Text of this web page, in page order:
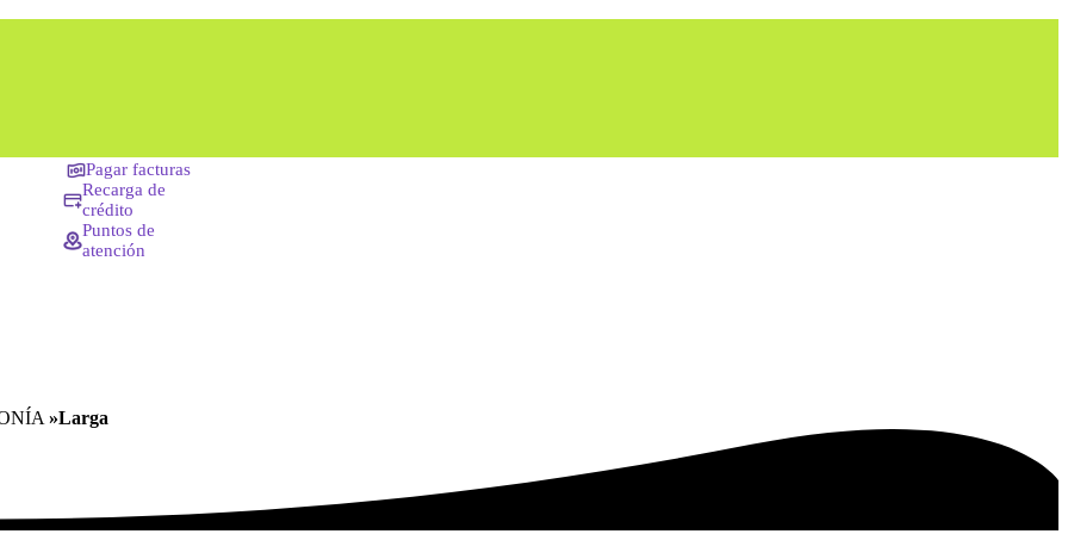
Pagar facturas
Recarga de
crédito
Puntos de
atención
»Larga